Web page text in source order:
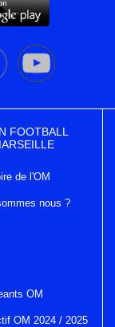
FOOTBALL
de l'OM
nous ?
OM
OM 2024 / 2025